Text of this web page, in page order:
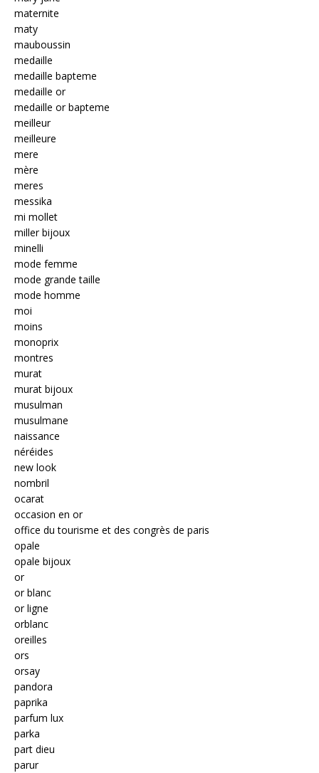
maternite
maty
mauboussin
medaille
medaille bapteme
medaille or
medaille or bapteme
meilleur
meilleure
mere
mère
meres
messika
mi mollet
miller bijoux
minelli
mode femme
mode grande taille
mode homme
moi
moins
monoprix
montres
murat
murat bijoux
musulman
musulmane
naissance
néréides
new look
nombril
ocarat
occasion en or
office du tourisme et des congrès de paris
opale
opale bijoux
or
or blanc
or ligne
orblanc
oreilles
ors
orsay
pandora
paprika
parfum lux
parka
part dieu
parur